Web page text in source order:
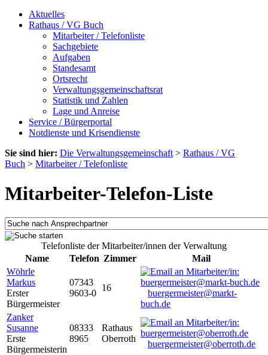
Aktuelles
Rathaus / VG Buch
Mitarbeiter / Telefonliste
Sachgebiete
Aufgaben
Standesamt
Ortsrecht
Verwaltungsgemeinschaftsrat
Statistik und Zahlen
Lage und Anreise
Service / Bürgerportal
Notdienste und Krisendienste
Sie sind hier: Die Verwaltungsgemeinschaft > Rathaus / VG
Buch > Mitarbeiter / Telefonliste
Mitarbeiter-Telefon-Liste
Telefonliste der Mitarbeiter/innen der Verwaltung
Name
Telefon Zimmer
Mail
Wöhrle
Markus
Erster
Bürgermeister
07343
9603-0
16
buergermeister@markt-
buch.de
Zanker
Susanne
Erste
Bürgermeisterin
08333
8965
Rathaus
Oberroth
buergermeister@oberroth.de